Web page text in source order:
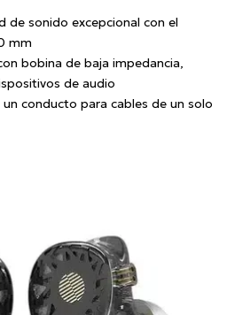
de sonido excepcional con el
mm
bobina de baja impedancia,
de audio
conducto para cables de un solo